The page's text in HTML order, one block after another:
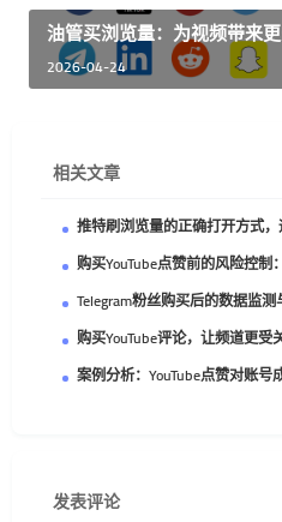
油管买浏览量：为视频带来
2026-04-24
相关文章
推特刷浏览量的正确打开方式
购买YouTube点赞前的风险控制
Telegram粉丝购买后的数据监
购买YouTube评论，让频道更受
案例分析：YouTube点赞对账号
发表评论